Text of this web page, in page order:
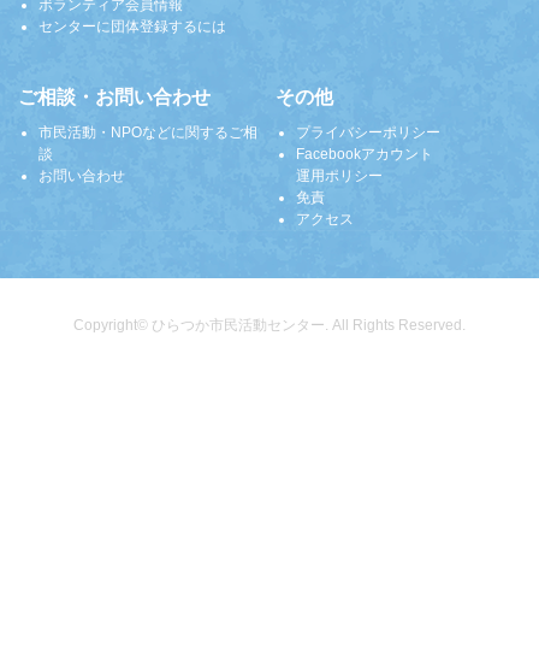
ボランティア会員情報
センターに団体登録するには
ご相談・お問い合わせ
市民活動・NPOなどに関するご相
談
お問い合わせ
その他
プライバシーポリシー
Facebookアカウント
運用ポリシー
免責
アクセス
Copyright© ひらつか市民活動センター. All Rights Reserved.